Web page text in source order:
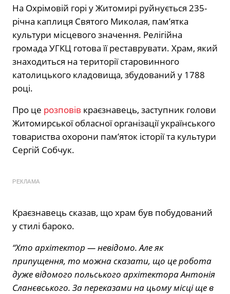
На Охрімовій горі у Житомирі руйнується 235-
річна каплиця Святого Миколая, пам’ятка
культури місцевого значення. Релігійна
громада УГКЦ готова її реставрувати. Храм, який
знаходиться на території старовинного
католицького кладовища, збудований у 1788
році.
Про це розповів краєзнавець, заступник голови
Житомирської обласної організації українського
товариства охорони пам’яток історії та культури
Сергій Собчук.
РЕКЛАМА
Краєзнавець сказав, що храм був побудований
у стилі бароко.
“Хто архітектор — невідомо. Але як
припущення, то можна сказати, що це робота
дуже відомого польського архітектора Антонія
Сланєвського. За переказами на цьому місці ще в